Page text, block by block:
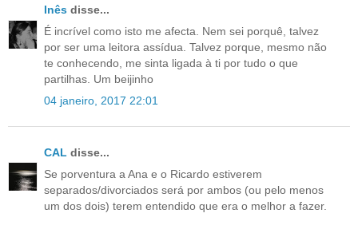
Inês disse...
É incrível como isto me afecta. Nem sei porquê, talvez
por ser uma leitora assídua. Talvez porque, mesmo não
te conhecendo, me sinta ligada à ti por tudo o que
partilhas. Um beijinho
04 janeiro, 2017 22:01
CAL disse...
Se porventura a Ana e o Ricardo estiverem
separados/divorciados será por ambos (ou pelo menos
um dos dois) terem entendido que era o melhor a fazer.